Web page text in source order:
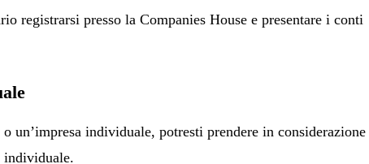
registrarsi presso la Companies House e presentare i conti
un’impresa individuale, potresti prendere in considerazione
individuale.